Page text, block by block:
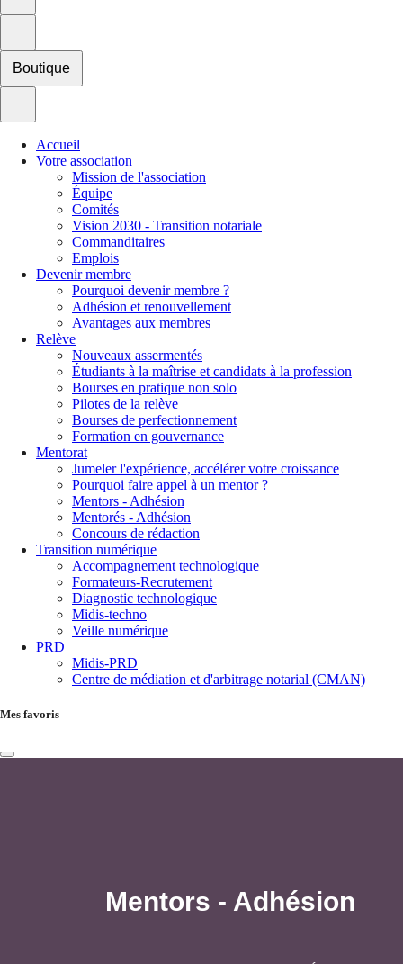
Boutique
Accueil
Votre association
Mission de l'association
Équipe
Comités
Vision 2030 - Transition notariale
Commanditaires
Emplois
Devenir membre
Pourquoi devenir membre ?
Adhésion et renouvellement
Avantages aux membres
Relève
Nouveaux assermentés
Étudiants à la maîtrise et candidats à la profession
Bourses en pratique non solo
Pilotes de la relève
Bourses de perfectionnement
Formation en gouvernance
Mentorat
Jumeler l'expérience, accélérer votre croissance
Pourquoi faire appel à un mentor ?
Mentors - Adhésion
Mentorés - Adhésion
Concours de rédaction
Transition numérique
Accompagnement technologique
Formateurs-Recrutement
Diagnostic technologique
Midis-techno
Veille numérique
PRD
Midis-PRD
Centre de médiation et d'arbitrage notarial (CMAN)
Mes favoris
Mentors - Adhésion